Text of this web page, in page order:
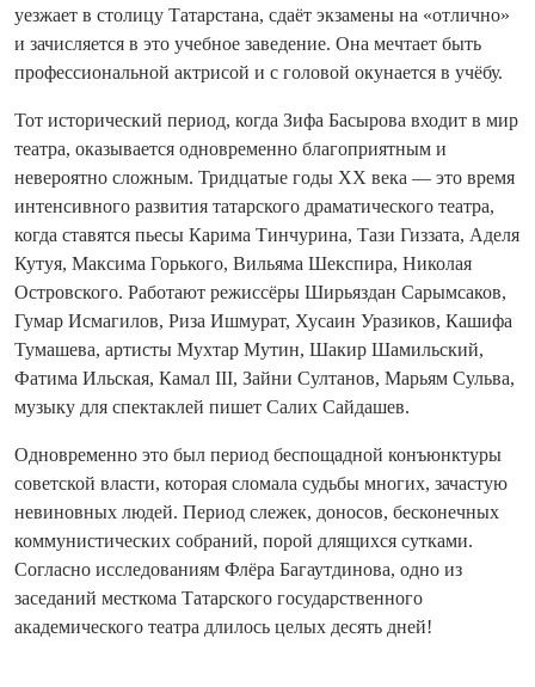
уезжает в столицу Татарстана, сдаёт экзамены на «отлично»
и зачисляется в это учебное заведение. Она мечтает быть
профессиональной актрисой и с головой окунается в учёбу.
Тот исторический период, когда Зифа Басырова входит в мир
театра, оказывается одновременно благоприятным и
невероятно сложным. Тридцатые годы XX века — это время
интенсивного развития татарского драматического театра,
когда ставятся пьесы Карима Тинчурина, Тази Гиззата, Аделя
Кутуя, Максима Горького, Вильяма Шекспира, Николая
Островского. Работают режиссёры Ширьяздан Сарымсаков,
Гумар Исмагилов, Риза Ишмурат, Хусаин Уразиков, Кашифа
Тумашева, артисты Мухтар Мутин, Шакир Шамильский,
Фатима Ильская, Камал III, Зайни Султанов, Марьям Сульва,
музыку для спектаклей пишет Салих Сайдашев.
Одновременно это был период беспощадной конъюнктуры
советской власти, которая сломала судьбы многих, зачастую
невиновных людей. Период слежек, доносов, бесконечных
коммунистических собраний, порой длящихся сутками.
Согласно исследованиям Флёра Багаутдинова, одно из
заседаний месткома Татарского государственного
академического театра длилось целых десять дней!